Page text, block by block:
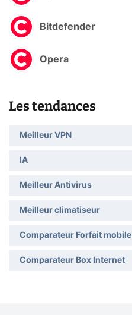
Bitdefender
Opera
Les tendances
Meilleur VPN
IA
Meilleur Antivirus
Meilleur climatiseur
Comparateur Forfait mobile
Comparateur Box Internet